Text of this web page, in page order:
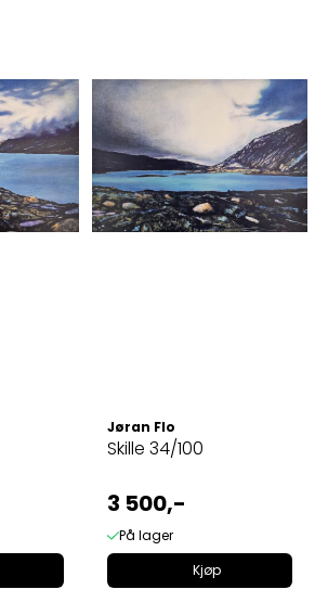
Jøran Flo
Skille 34/100
3 500,-
På lager
Kjøp